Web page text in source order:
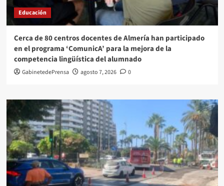
Educación
Cerca de 80 centros docentes de Almería han participado
en el programa ‘ComunicA’ para la mejora de la
competencia lingüística del alumnado
GabinetedePrensa agosto 7, 2026 0